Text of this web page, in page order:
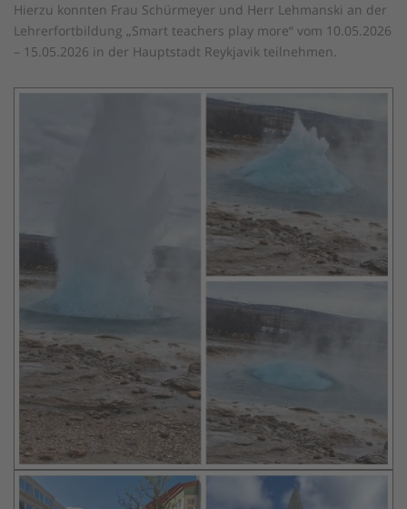
Hierzu konnten Frau Schürmeyer und Herr Lehmanski an der
Lehrerfortbildung „Smart teachers play more“ vom 10.05.2026
– 15.05.2026 in der Hauptstadt Reykjavik teilnehmen.